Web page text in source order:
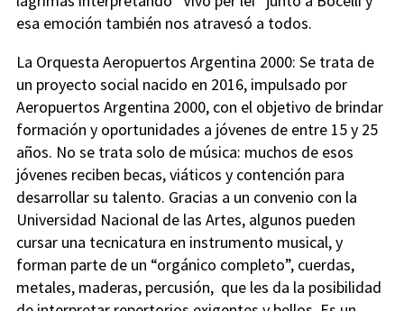
esa emoción también nos atravesó a todos.
La Orquesta Aeropuertos Argentina 2000: Se trata de
un proyecto social nacido en 2016, impulsado por
Aeropuertos Argentina 2000, con el objetivo de brindar
formación y oportunidades a jóvenes de entre 15 y 25
años. No se trata solo de música: muchos de esos
jóvenes reciben becas, viáticos y contención para
desarrollar su talento. Gracias a un convenio con la
Universidad Nacional de las Artes, algunos pueden
cursar una tecnicatura en instrumento musical, y
forman parte de un “orgánico completo”, cuerdas,
metales, maderas, percusión, que les da la posibilidad